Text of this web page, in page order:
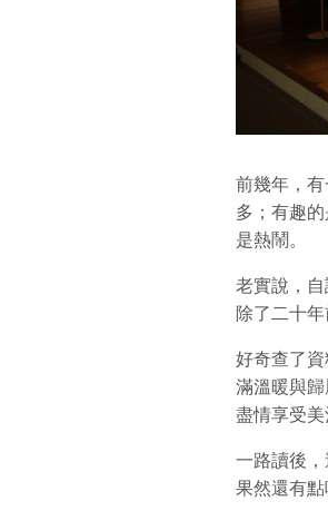
前幾年，
多；有趣
是熱鬧。
老實說，
除了二十
好奇查了
滿溫暖與
盡情享受
一路讀後
果然還有點